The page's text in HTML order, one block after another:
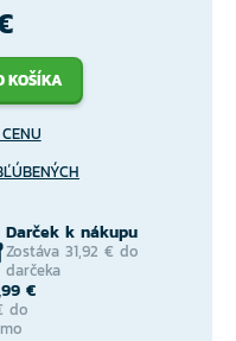
KOŠÍKA
Darček k nákupu
Zostáva 31,92 € do
darčeka
€
do